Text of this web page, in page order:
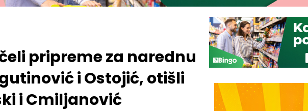
pripreme za narednu
i Ostojić, otišli
i Cmiljanović